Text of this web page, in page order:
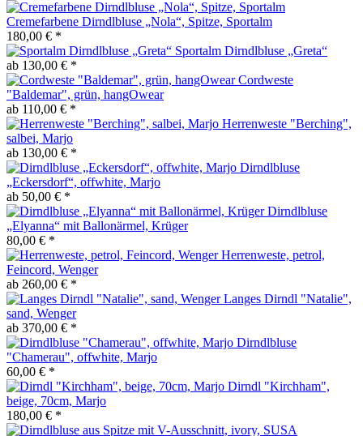
Cremefarbene Dirndlbluse „Nola“, Spitze, Sportalm
180,00 € *
Sportalm Dirndlbluse „Greta“
ab 130,00 € *
Cordweste
"Baldemar", grün, hangOwear
ab 110,00 € *
Herrenweste "Berching",
salbei, Marjo
ab 130,00 € *
Dirndlbluse
„Eckersdorf“, offwhite, Marjo
ab 50,00 € *
Dirndlbluse
„Elyanna“ mit Ballonärmel, Krüger
80,00 € *
Herrenweste, petrol,
Feincord, Wenger
ab 260,00 € *
Langes Dirndl "Natalie",
sand, Wenger
ab 370,00 € *
Dirndlbluse
"Chamerau", offwhite, Marjo
60,00 € *
Dirndl "Kirchham",
beige, 70cm, Marjo
180,00 € *